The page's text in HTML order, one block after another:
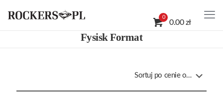
0
0.00 zł
Fysisk Format